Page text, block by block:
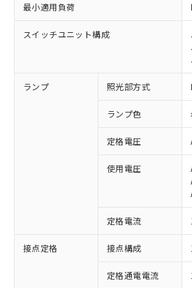
最小適用負荷
スイッチユニット構成
ランプ 照光部方式
ランプ色
定格電圧
使用電圧
定格電流
接点定格 接点構成
定格通電電流
※1 対応状況
対応済み：EU RoHS指令